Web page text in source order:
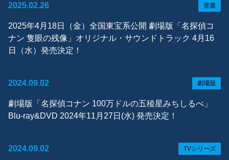
2025.02.26 音楽
2025年4月18日（金）全国東宝系公開 劇場版「名探偵コ
ナン 隻眼の残像」オリジナル・サウンドトラック 4月16
日（水）発売決定！
2024.09.02 劇場版
劇場版「名探偵コナン 100万ドルの五稜星みちしるべ」
Blu-ray&DVD 2024年11月27日(水) 発売決定！
2024.09.02 TVシリーズ